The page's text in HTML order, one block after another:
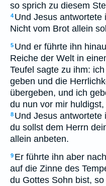
so sprich zu diesem
4 Und Jesus antwortete
Nicht vom Brot allein
5 Und er führte ihn
Reiche der Welt in
Teufel sagte zu ihm:
geben und die
übergeben, und ich
du nun vor mir
8 Und Jesus antwortete
du sollst dem Herrn
allein anbeten.
9 Er führte ihn aber
auf die Zinne des
du Gottes Sohn bist,